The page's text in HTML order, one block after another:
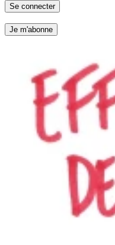
Se connecter
Je m'abonne